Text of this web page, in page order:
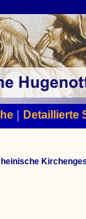
| Detaillierte